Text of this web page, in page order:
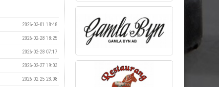
2026-03-01 18:48
2026-02-28 18:25
2026-02-28 07:17
2026-02-27 19:03
2026-02-25 23:08